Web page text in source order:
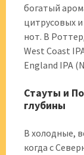
богатый
цитрусовых
нот. В
West Coast
England IPA
Стауты и
глубины
В холодные,
когда с